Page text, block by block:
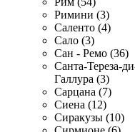
Римини (3)
Саленто (4)
Сало (3)
Сан - Ремо (36)
Санта-Тереза-
Галлура (3)
Сарцана (7)
Сиена (12)
Сиракузы (10)